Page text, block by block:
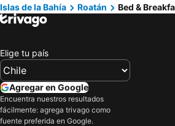
Islas de la Bahía
Roatán Bed &
Elige tu país
Agregar en Google
Encuentra nuestros resultados
fácilmente: agrega trivago como
fuente preferida en Google.